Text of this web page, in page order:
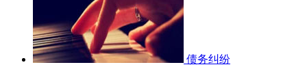
债务纠纷